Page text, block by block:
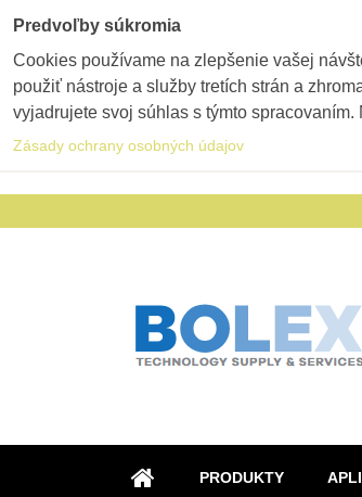
ÚVOD
PRODUKTY
Predvoľby súkromia
Cookies používame na zlepšenie vašej
použiť nástroje a služby tretích strán a
vyjadrujete svoj súhlas s týmto
Zásady ochrany osobných údajov